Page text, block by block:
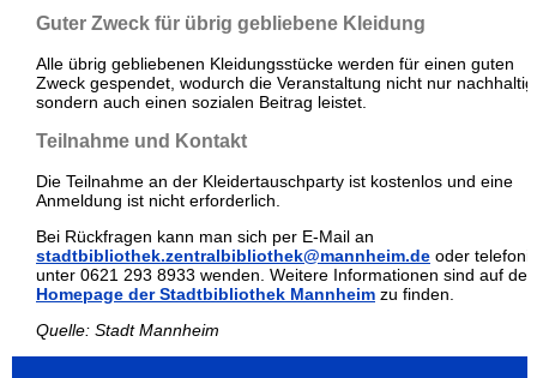
Guter Zweck für übrig gebliebene Kleidung
Alle übrig gebliebenen Kleidungsstücke werden für einen guten
Zweck gespendet, wodurch die Veranstaltung nicht nur
sondern auch einen sozialen Beitrag leistet.
Teilnahme und Kontakt
Die Teilnahme an der Kleidertauschparty ist kostenlos und eine
Anmeldung ist nicht erforderlich.
Bei Rückfragen kann man sich per E-Mail an
stadtbibliothek.zentralbibliothek@mannheim.de oder
unter 0621 293 8933 wenden. Weitere Informationen sind auf der
Homepage der Stadtbibliothek Mannheim zu finden.
Quelle: Stadt Mannheim